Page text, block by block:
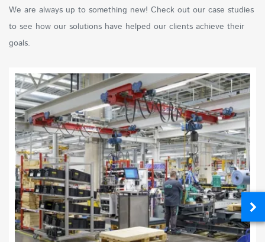
We are always up to something new! Check out our case studies
to see how our solutions have helped our clients achieve their
goals.